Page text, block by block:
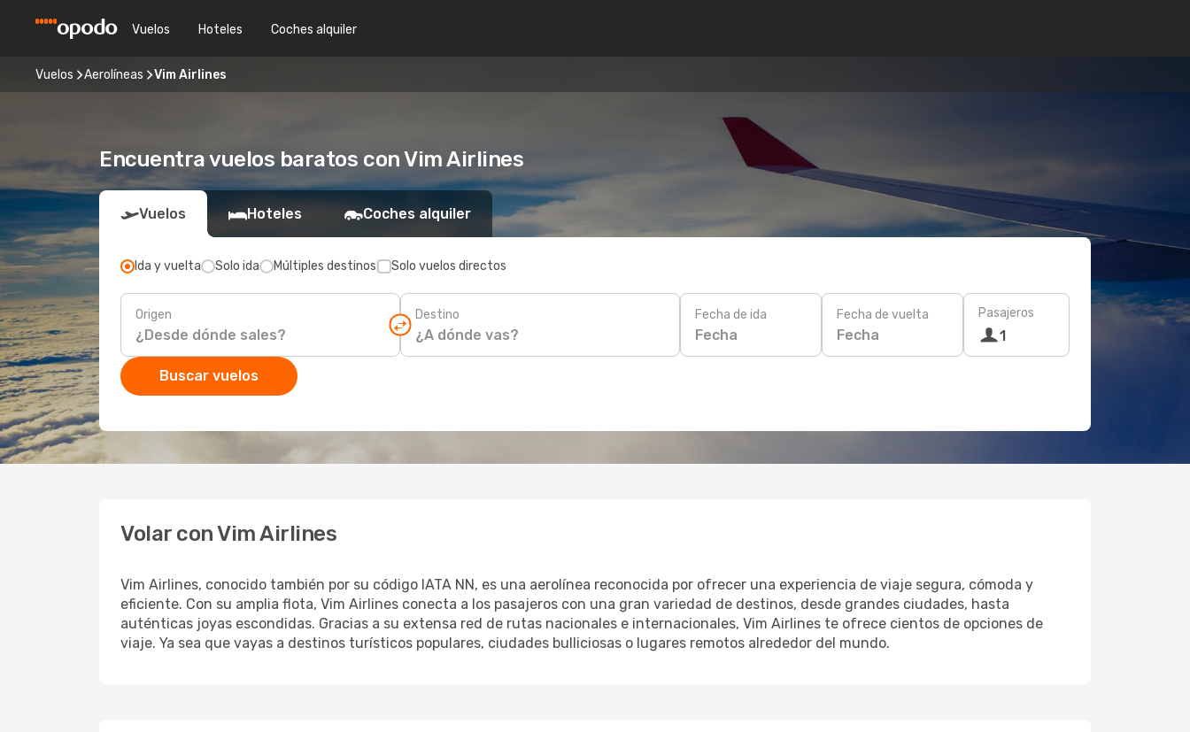
Vuelos Hoteles Coches alquiler
Vuelos Aerolíneas Vim Airlines
Encuentra vuelos baratos con Vim Airlines
Vuelos Hoteles Coches alquiler
Ida y vuelta Solo ida Múltiples destinos Solo vuelos directos
Origen Destino Fecha de ida
Fecha
Fecha de vuelta
Fecha
Pasajeros
1
Buscar vuelos
Volar con Vim Airlines
Vim Airlines, conocido también por su código IATA NN, es una aerolínea reconocida por ofrecer una experiencia de viaje segura, cómoda y
eficiente. Con su amplia flota, Vim Airlines conecta a los pasajeros con una gran variedad de destinos, desde grandes ciudades, hasta
auténticas joyas escondidas. Gracias a su extensa red de rutas nacionales e internacionales, Vim Airlines te ofrece cientos de opciones de
viaje. Ya sea que vayas a destinos turísticos populares, ciudades bulliciosas o lugares remotos alrededor del mundo.